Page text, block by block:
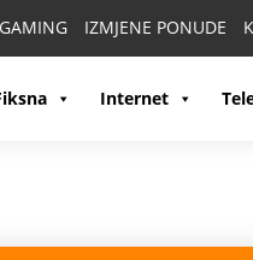
GAMING IZMJENE PONUDE
Internet